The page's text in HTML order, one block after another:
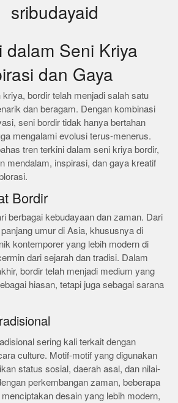
sribudayaid
dalam Seni Kriya
dan Gaya
bordir telah menjadi salah satu
dan beragam. Dengan kombinasi
seni bordir tidak hanya bertahan
mengalami evolusi terus-menerus.
tren terkini dalam seni kriya bordir,
mendalam, inspirasi, dan gaya kreatif
Bordir
berbagai kebudayaan dan zaman. Dari
umur di Asia, khususnya di
kontemporer yang lebih modern di
dari sejarah dan tradisi. Dalam
bordir telah menjadi medium yang
hiasan, tetapi juga sebagai sarana
sering kali terkait dengan
culture. Motif-motif yang digunakan
status sosial, daerah asal, dan nilai-
perkembangan zaman, beberapa
desain yang lebih modern,